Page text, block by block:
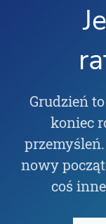
Grudzień
koniec
nowy
coś